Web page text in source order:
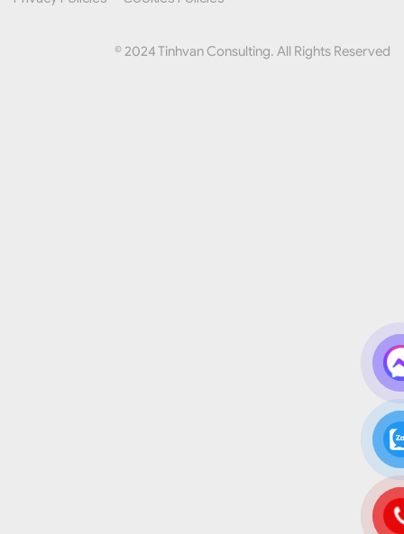
© 2024 Tinhvan Consulting. All Rights Reserved